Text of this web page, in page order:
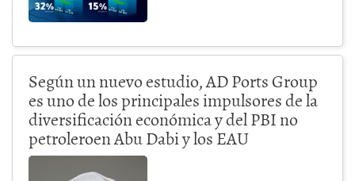
Según un nuevo estudio, AD Ports Group
es uno de los principales impulsores de la
diversificación económica y del PBI no
petroleroen Abu Dabi y los EAU